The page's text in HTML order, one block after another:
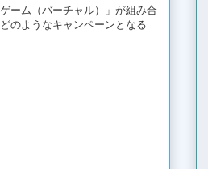
ーム（バーチャル）」が組み合
のようなキャンペーンとなる